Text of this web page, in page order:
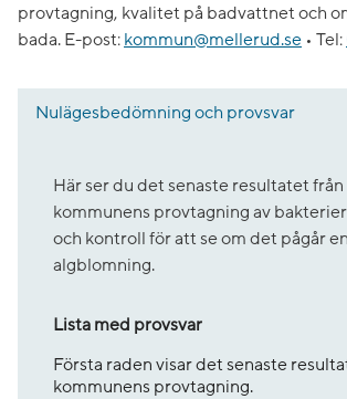
provtagning, kvalitet på badvattnet och
bada. E-post: kommun@mellerud.se • Tel:
Nulägesbedömning och provsvar
Här ser du det senaste resultatet från
kommunens provtagning av
och kontroll för att se om det pågår en
algblomning.
Lista med provsvar
Första raden visar det senaste
kommunens provtagning.